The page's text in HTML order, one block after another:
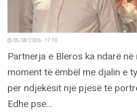
05/08/2026 - 17:10
Partnerja e Bleros ka ndarë
moment të ëmbël me djalin e
për ndjekësit një pjesë të
Edhe pse...